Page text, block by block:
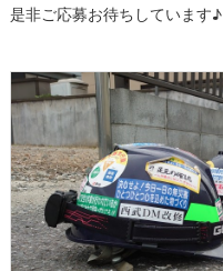
是非ご応募お待ちしています♪